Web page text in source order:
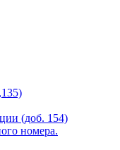
(доб. 154)
номера.